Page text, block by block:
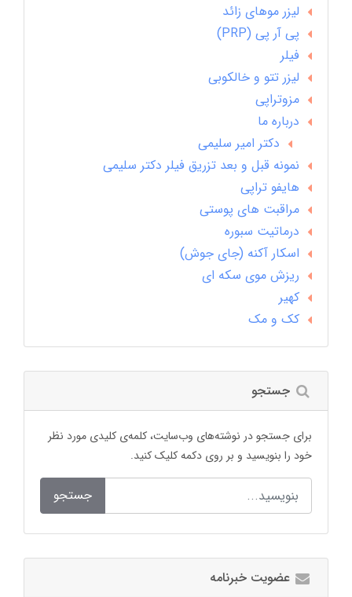
لیزر موهای زائد
پی آر پی (PRP)
فیلر
لیزر تتو و خالکوبی
مزوتراپی
درباره ما
دکتر امیر سلیمی
نمونه قبل و بعد تزریق فیلر دکتر سلیمی
هایفو تراپی
مراقبت های پوستی
درماتیت سبوره
اسکار آکنه (جای جوش)
ریزش موی سکه ای
کهیر
کک و مک
جستجو
برای جستجو در نوشته‌های وب‌سایت، کلمه‌ی کلیدی مورد نظر
خود را بنویسید و بر روی دکمه کلیک کنید.
جستجو
عضویت خبرنامه